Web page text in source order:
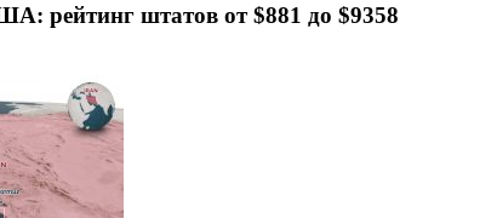
рейтинг штатов от $881 до $9358